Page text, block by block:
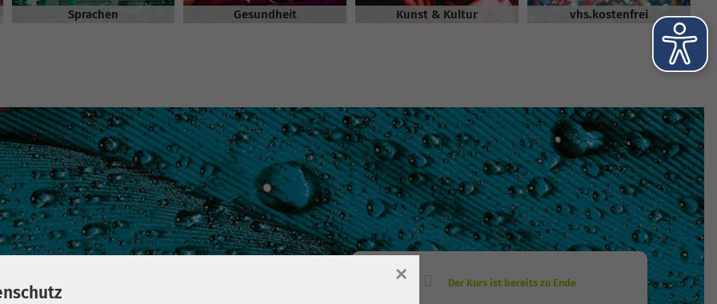
Sprachen Gesundheit Kunst & Kultur vhs.kostenfrei
×